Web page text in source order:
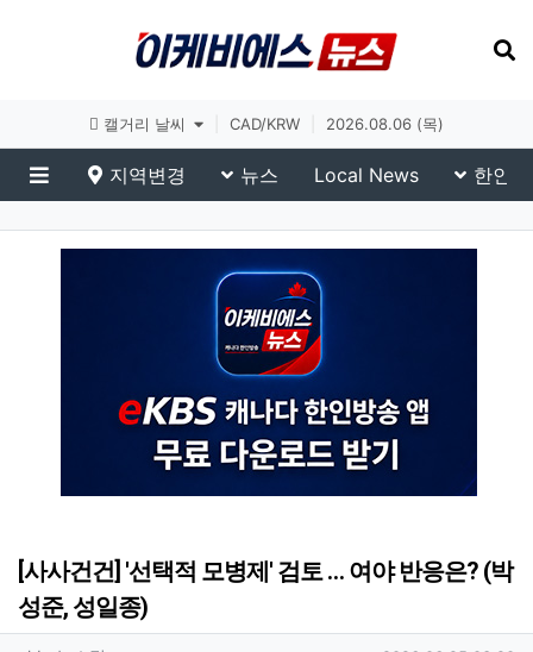
토론토 날씨 CAD/KRW 2026.08.06 (목)
메뉴
지역변경 뉴스 Local News 한인
이슈 브리핑
[사사건건] '선택적 모병제' 검토 … 여야 반응은? (박
성준, 성일종)